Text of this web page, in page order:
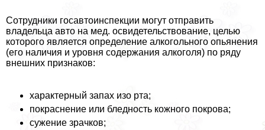
Сотрудники госавтоинспекции могут отправить
владельца авто на мед. освидетельствование, целью
которого является определение алкогольного опьянения
(его наличия и уровня содержания алкоголя) по ряду
внешних признаков:
хаpaктерный запах изо рта;
покраснение или бледность кожного покрова;
сужение зрачков;